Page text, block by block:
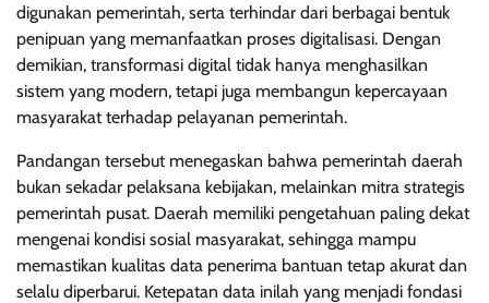
digunakan pemerintah, serta terhindar dari berbagai bentuk
penipuan yang memanfaatkan proses digitalisasi. Dengan
demikian, transformasi digital tidak hanya menghasilkan
sistem yang modern, tetapi juga membangun kepercayaan
masyarakat terhadap pelayanan pemerintah.
Pandangan tersebut menegaskan bahwa pemerintah daerah
bukan sekadar pelaksana kebijakan, melainkan mitra strategis
pemerintah pusat. Daerah memiliki pengetahuan paling dekat
mengenai kondisi sosial masyarakat, sehingga mampu
memastikan kualitas data penerima bantuan tetap akurat dan
selalu diperbarui. Ketepatan data inilah yang menjadi fondasi